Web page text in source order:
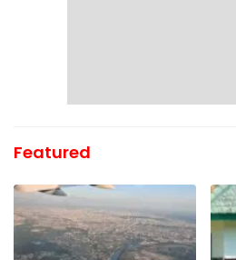
Featured